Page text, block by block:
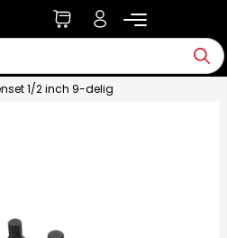
1/2 inch 9-delig